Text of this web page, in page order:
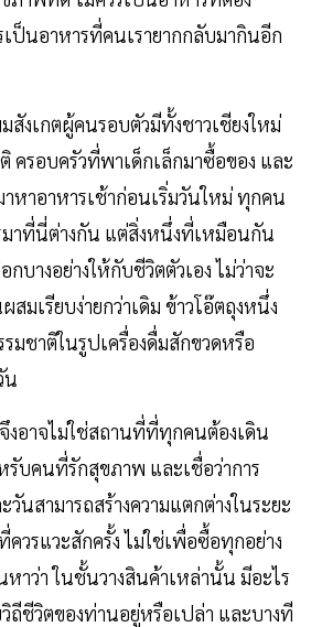
ป็นอาหารที่คนเรายากกลับมากินอีก
สังเกตผู้คนรอบตัวมีทั้งชาวเชียงใหม่
ครอบครัวที่พาเด็กเล็กมาซื้อของ และ
หาอาหารเช้าก่อนเริ่มวันใหม่ ทุกคน
มาที่นี่ต่างกัน แต่สิ่งหนึ่งที่เหมือนกัน
กบางอย่างให้กับชีวิตตัวเอง ไม่ว่าจะ
มเรียบง่ายกว่าเดิม ข้าวโอ๊ตถุงหนึ่ง
มชาติในรูปเครื่องดื่มสักขวดหรือ
น
งอาจไม่ใช่สถานที่ที่ทุกคนต้องเดิน
รับคนที่รักสุขภาพ และเชื่อว่าการ
วันสามารถสร้างความแตกต่างในระยะ
วรแวะสักครั้ง ไม่ใช่เพื่อซื้อทุกอย่าง
าว่า ในชั้นวางสินค้าเหล่านั้น มีอะไร
ถีชีวิตของท่านอยู่หรือเปล่า และบางที